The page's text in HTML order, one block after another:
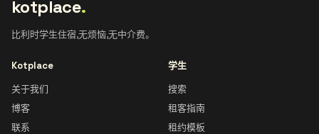
kotplace.
比利时学生住宿,无烦恼,无中介费。
Kotplace
关于我们
博客
联系
学生
搜索
租客指南
租约模板